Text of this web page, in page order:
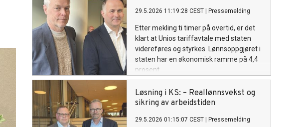
29.5.2026 11:19:28 CEST Pressemelding
Etter mekling ti timer på overtid, er det
klart at Unios tariffavtale med staten
videreføres og styrkes. Lønnsoppgjøret i
staten har en økonomisk ramme på 4,4
prosent.
Løsning i KS: – Reallønnsvekst og
sikring av arbeidstiden
29.5.2026 01:15:07 CEST Pressemelding